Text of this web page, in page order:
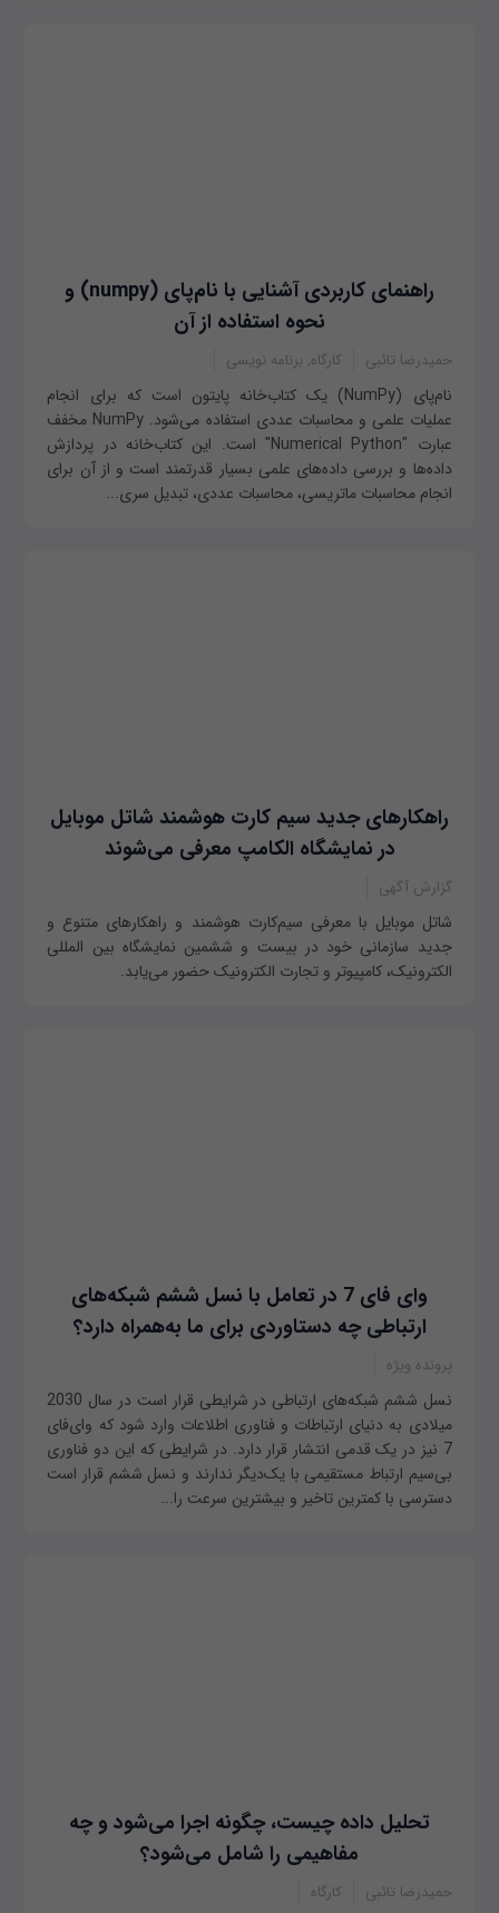
راهنمای کاربردی آشنایی با نام‌پای (numpy) و
نحوه استفاده از آن
حمیدرضا تائبی کارگاه, برنامه نویسی
نام‌پای (NumPy) یک کتاب‌خانه پایتون است که برای انجام
عملیات علمی و محاسبات عددی استفاده می‌شود. NumPy مخفف
عبارت "Numerical Python" است. این کتاب‌خانه در پردازش
داده‌ها و بررسی داده‌های علمی بسیار قدرتمند است و از آن برای
انجام محاسبات ماتریسی، محاسبات عددی، تبدیل سری...
راهکارهای جدید سیم کارت هوشمند شاتل موبایل
در نمایشگاه الکامپ معرفی می‌شوند
گزارش آگهی
شاتل ‏‌موبایل با معرفی سیم‌‏کارت هوشمند و راهکارهای متنوع و
جدید سازمانی خود در بیست و ششمین نمایشگاه بین المللی
الکترونیک، کامپیوتر و تجارت الکترونیک حضور می‌‏یابد.
وای فای 7 در تعامل با نسل ششم شبکه‌های
ارتباطی چه دستاوردی برای ما به‌همراه دارد؟
پرونده ویژه
نسل ششم شبکه‌های ارتباطی در شرایطی قرار است در سال 2030
میلادی به دنیای ارتباطات و فناوری اطلاعات وارد شود که وای‌فای
7 نیز در یک قدمی انتشار قرار دارد. در شرایطی که این دو فناوری
بی‌سیم ارتباط مستقیمی با یک‌دیگر ندارند و نسل ششم قرار است
دسترسی با کمترین تاخیر و بیشترین سرعت را...
تحلیل داده چیست، چگونه اجرا می‌شود و چه
مفاهیمی را شامل می‌شود؟
حمیدرضا تائبی کارگاه